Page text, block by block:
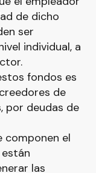
de dicho
ser
individual, a
fondos es
de
por deudas de
componen el
las